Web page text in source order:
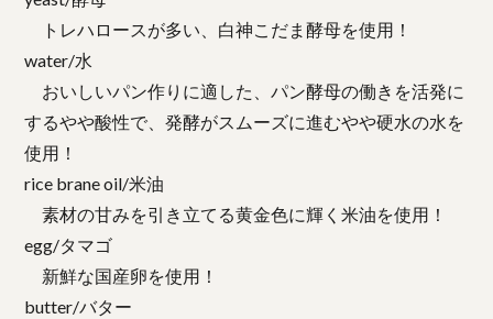
トレハロースが多い、白神こだま酵母を使用！
water/水
おいしいパン作りに適した、パン酵母の働きを活発に
するやや酸性で、発酵がスムーズに進むやや硬水の水を
使用！
rice brane oil/米油
素材の甘みを引き立てる黄金色に輝く米油を使用！
egg/タマゴ
新鮮な国産卵を使用！
butter/バター